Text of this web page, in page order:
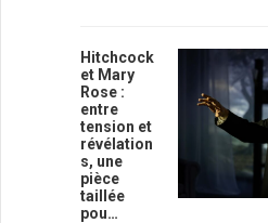
Hitchcock
et Mary
Rose :
entre
tension et
révélation
s, une
pièce
taillée
pou…